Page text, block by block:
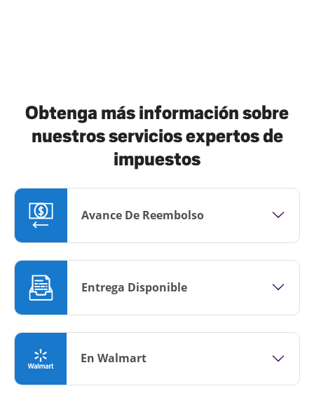
Obtenga más información sobre
nuestros servicios expertos de
impuestos
Avance De Reembolso
Entrega Disponible
En Walmart